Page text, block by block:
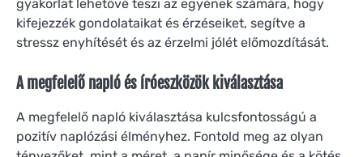
gyakorlat lehetővé teszi az egyének számára, hogy
kifejezzék gondolataikat és érzéseiket, segítve a
stressz enyhítését és az érzelmi jólét előmozdítását.
A megfelelő napló és íróeszközök kiválasztása
A megfelelő napló kiválasztása kulcsfontosságú a
pozitív naplózási élményhez. Fontold meg az olyan